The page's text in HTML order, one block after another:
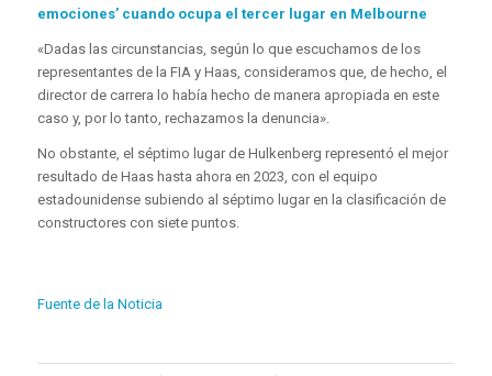
emociones’ cuando ocupa el tercer lugar en Melbourne
«Dadas las circunstancias, según lo que escuchamos de los
representantes de la FIA y Haas, consideramos que, de hecho, el
director de carrera lo había hecho de manera apropiada en este
caso y, por lo tanto, rechazamos la denuncia».
No obstante, el séptimo lugar de Hulkenberg representó el mejor
resultado de Haas hasta ahora en 2023, con el equipo
estadounidense subiendo al séptimo lugar en la clasificación de
constructores con siete puntos.
Fuente de la Noticia